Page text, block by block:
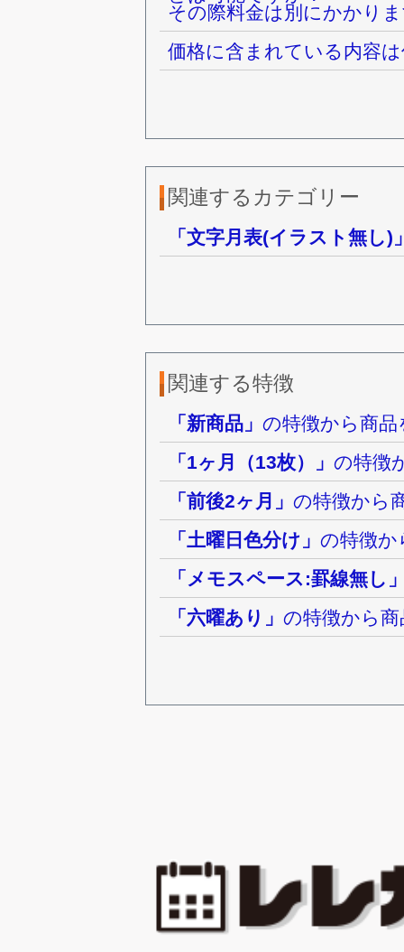
その際料金は別にかかり
価格に含まれている内容
関連するカテゴリー
「文字月表(イラスト無し)
関連する特徴
「新商品」の特徴から商品
「1ヶ月（13枚）」の特徴
「前後2ヶ月」の特徴から
「土曜日色分け」の特徴か
「メモスペース:罫線無し
「六曜あり」の特徴から